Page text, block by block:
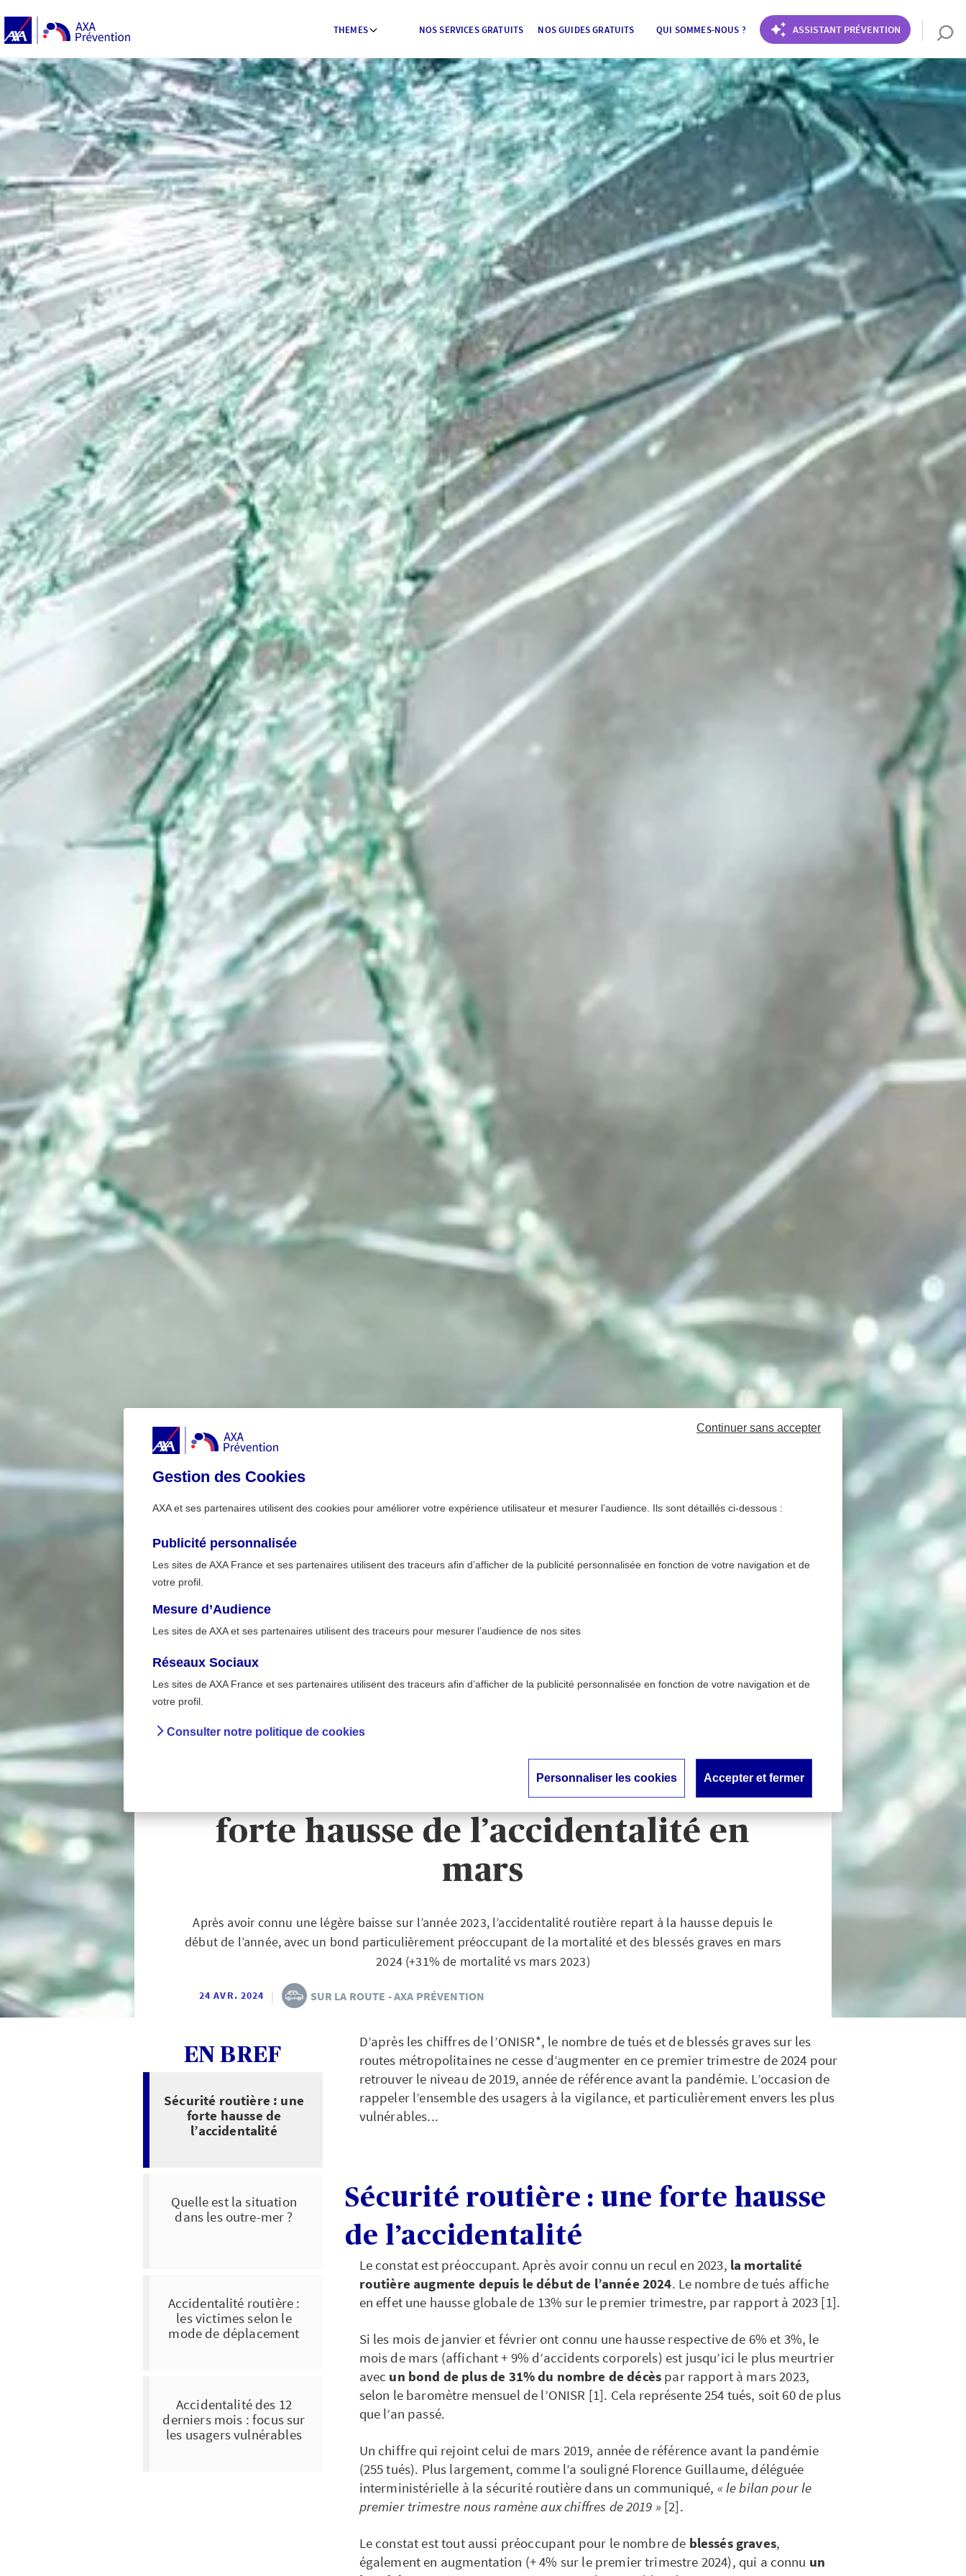
THEMES NOS SERVICES GRATUITS NOS GUIDES GRATUITS QUI SOMMES-NOUS ? ASSISTANT PRÉVENTION
Accueil
Sécurité routière : un premier
trimestre 2024 marqué par une
forte hausse de l’accidentalité en
mars
Après avoir connu une légère baisse sur l’année 2023, l’accidentalité routière repart à la hausse depuis le
début de l’année, avec un bond particulièrement préoccupant de la mortalité et des blessés graves en mars
2024 (+31% de mortalité vs mars 2023)
24 AVR. 2024 | SUR LA ROUTE - AXA PRÉVENTION
EN BREF
Sécurité routière : une
forte hausse de
l’accidentalité
Quelle est la situation
dans les outre-mer ?
Accidentalité routière :
les victimes selon le
mode de déplacement
Accidentalité des 12
derniers mois : focus sur
les usagers vulnérables
D’après les chiffres de l’ONISR*, le nombre de tués et de blessés graves sur les
routes métropolitaines ne cesse d’augmenter en ce premier trimestre de 2024 pour
retrouver le niveau de 2019, année de référence avant la pandémie. L’occasion de
rappeler l’ensemble des usagers à la vigilance, et particulièrement envers les plus
vulnérables...
Sécurité routière : une forte hausse
de l’accidentalité
Le constat est préoccupant. Après avoir connu un recul en 2023, la mortalité
routière augmente depuis le début de l’année 2024. Le nombre de tués affiche
en effet une hausse globale de 13% sur le premier trimestre, par rapport à 2023 [1].
Si les mois de janvier et février ont connu une hausse respective de 6% et 3%, le
mois de mars (affichant + 9% d’accidents corporels) est jusqu’ici le plus meurtrier
avec un bond de plus de 31% du nombre de décès par rapport à mars 2023,
selon le baromètre mensuel de l’ONISR [1]. Cela représente 254 tués, soit 60 de plus
que l’an passé.
Un chiffre qui rejoint celui de mars 2019, année de référence avant la pandémie
(255 tués). Plus largement, comme l’a souligné Florence Guillaume, déléguée
interministérielle à la sécurité routière dans un communiqué, « le bilan pour le
premier trimestre nous ramène aux chiffres de 2019 » [2].
Le constat est tout aussi préoccupant pour le nombre de blessés graves,
également en augmentation (+ 4% sur le premier trimestre 2024), qui a connu un
Gestion des Cookies
AXA et ses partenaires utilisent des cookies pour améliorer votre expérience utilisateur et mesurer l’audience. Ils sont détaillés ci-dessous :
Publicité personnalisée
Les sites de AXA France et ses partenaires utilisent des traceurs afin d’afficher de la publicité personnalisée en fonction de votre navigation et de
votre profil.
Mesure d’Audience
Les sites de AXA et ses partenaires utilisent des traceurs pour mesurer l’audience de nos sites
Réseaux Sociaux
Les sites de AXA France et ses partenaires utilisent des traceurs afin d’afficher de la publicité personnalisée en fonction de votre navigation et de
votre profil.
Consulter notre politique de cookies
Continuer sans accepter
Personnaliser les cookies Accepter et fermer